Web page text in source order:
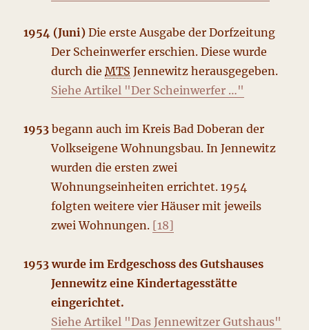
1954 (Juni) Die erste Ausgabe der Dorfzeitung
Der Scheinwerfer erschien. Diese wurde
durch dieMTS Jennewitz herausgegeben.
Siehe Artikel "Der Scheinwerfer …"
1953begann auch im Kreis Bad Doberan der
Volkseigene Wohnungsbau. In Jennewitz
wurden die ersten zwei
Wohnungseinheiten errichtet. 1954
folgten weitere vier Häuser mit jeweils
zwei Wohnungen. [18]
1953 wurde im Erdgeschoss des Gutshauses
Jennewitz eine Kindertagesstätte
eingerichtet.
Siehe Artikel "Das Jennewitzer Gutshaus"